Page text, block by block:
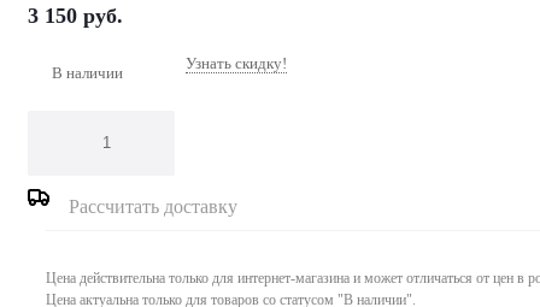
3 150 руб.
В наличии Узнать скидку!
Рассчитать доставку
Цена действительна только для интернет-магазина и может отличаться от цен в
Цена актуальна только для товаров со статусом "В наличии".